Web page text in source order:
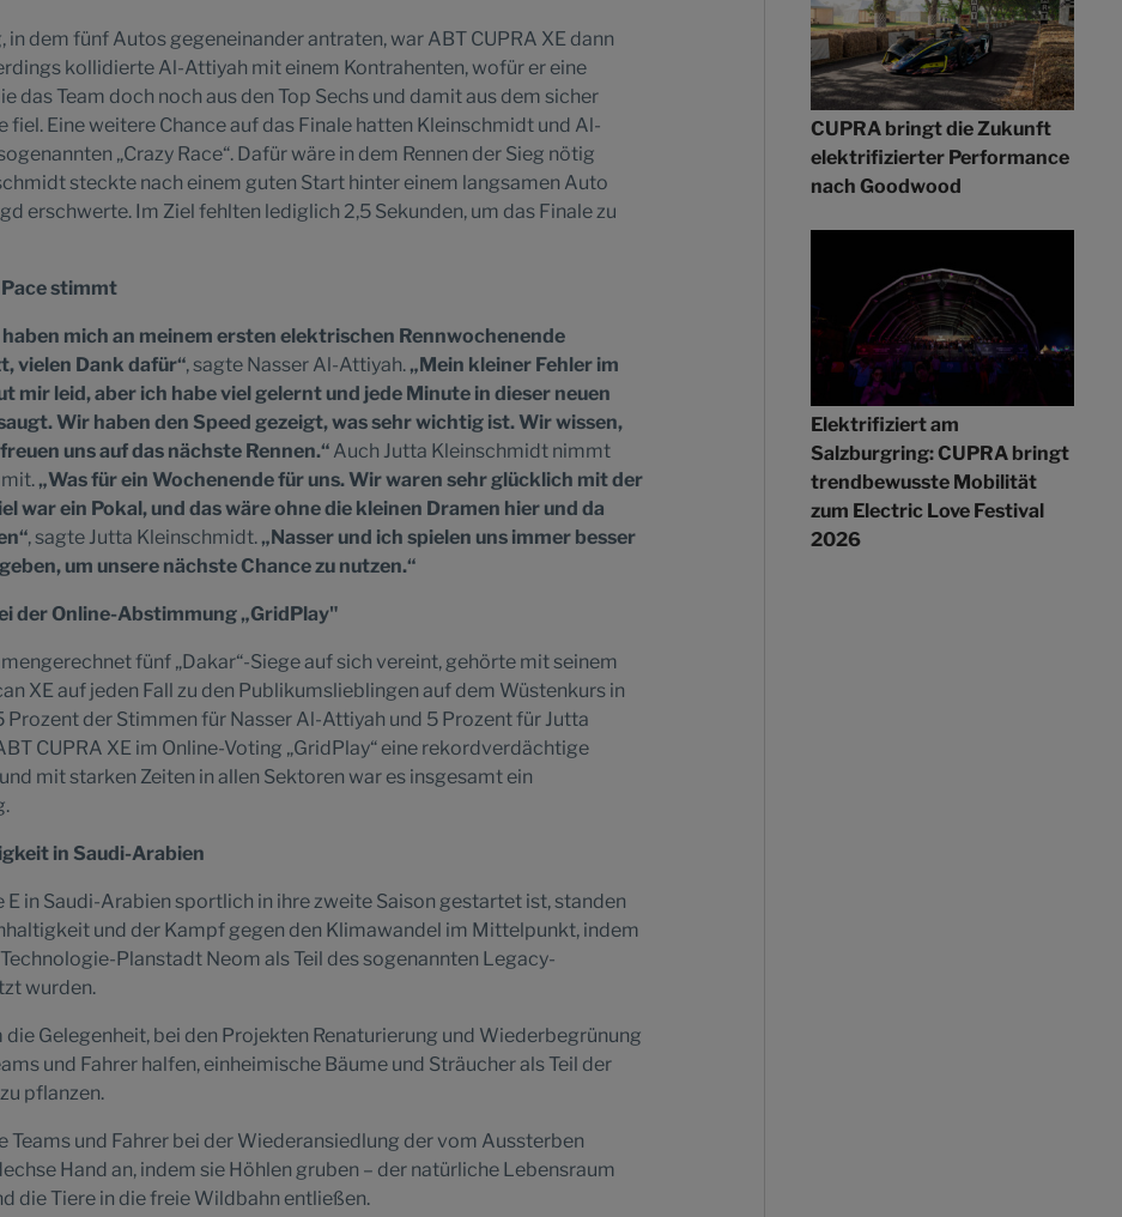
in dem fünf Autos gegeneinander antraten, war ABT CUPRA XE dann
kollidierte Al-Attiyah mit einem Kontrahenten, wofür er eine
das Team doch noch aus den Top Sechs und damit aus dem sicher
fiel. Eine weitere Chance auf das Finale hatten Kleinschmidt und Al-
„Crazy Race“. Dafür wäre in dem Rennen der Sieg nötig
steckte nach einem guten Start hinter einem langsamen Auto
erschwerte. Im Ziel fehlten lediglich 2,5 Sekunden, um das Finale zu
stimmt
haben mich an meinem ersten elektrischen Rennwochenende
vielen Dank dafür“, sagte Nasser Al-Attiyah. „Mein kleiner Fehler im
mir leid, aber ich habe viel gelernt und jede Minute in dieser neuen
Wir haben den Speed gezeigt, was sehr wichtig ist. Wir wissen,
uns auf das nächste Rennen.“ Auch Jutta Kleinschmidt nimmt
„Was für ein Wochenende für uns. Wir waren sehr glücklich mit der
war ein Pokal, und das wäre ohne die kleinen Dramen hier und da
, sagte Jutta Kleinschmidt. „Nasser und ich spielen uns immer besser
um unsere nächste Chance zu nutzen.“
der Online-Abstimmung „GridPlay"
fünf „Dakar“-Siege auf sich vereint, gehörte mit seinem
XE auf jeden Fall zu den Publikumslieblingen auf dem Wüstenkurs in
Prozent der Stimmen für Nasser Al-Attiyah und 5 Prozent für Jutta
CUPRA XE im Online-Voting „GridPlay“ eine rekordverdächtige
mit starken Zeiten in allen Sektoren war es insgesamt ein
in Saudi-Arabien
E in Saudi-Arabien sportlich in ihre zweite Saison gestartet ist, standen
und der Kampf gegen den Klimawandel im Mittelpunkt, indem
Planstadt Neom als Teil des sogenannten Legacy-
wurden.
die Gelegenheit, bei den Projekten Renaturierung und Wiederbegrünung
und Fahrer halfen, einheimische Bäume und Sträucher als Teil der
pflanzen.
Teams und Fahrer bei der Wiederansiedlung der vom Aussterben
Hand an, indem sie Höhlen gruben – der natürliche Lebensraum
die Tiere in die freie Wildbahn entließen.
CUPRA bringt die Zukunft
elektrifizierter Performance
nach Goodwood
Elektrifiziert am
Salzburgring: CUPRA bringt
trendbewusste Mobilität
zum Electric Love Festival
2026